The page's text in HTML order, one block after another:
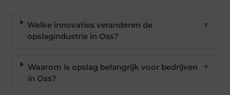
Welke innovaties veranderen de
opslagindustrie in Oss?
▼
Waarom is opslag belangrijk voor bedrijven
in Oss?
▼